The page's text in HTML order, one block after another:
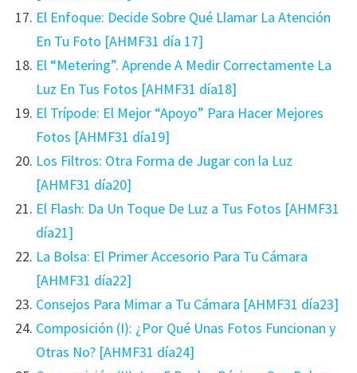
El Enfoque: Decide Sobre Qué Llamar La Atención
En Tu Foto [AHMF31 día 17]
El “Metering”. Aprende A Medir Correctamente La
Luz En Tus Fotos [AHMF31 día18]
El Trípode: El Mejor “Apoyo” Para Hacer Mejores
Fotos [AHMF31 día19]
Los Filtros: Otra Forma de Jugar con la Luz
[AHMF31 día20]
El Flash: Da Un Toque De Luz a Tus Fotos [AHMF31
día21]
La Bolsa: El Primer Accesorio Para Tu Cámara
[AHMF31 día22]
Consejos Para Mimar a Tu Cámara [AHMF31 día23]
Composición (I): ¿Por Qué Unas Fotos Funcionan y
Otras No? [AHMF31 día24]